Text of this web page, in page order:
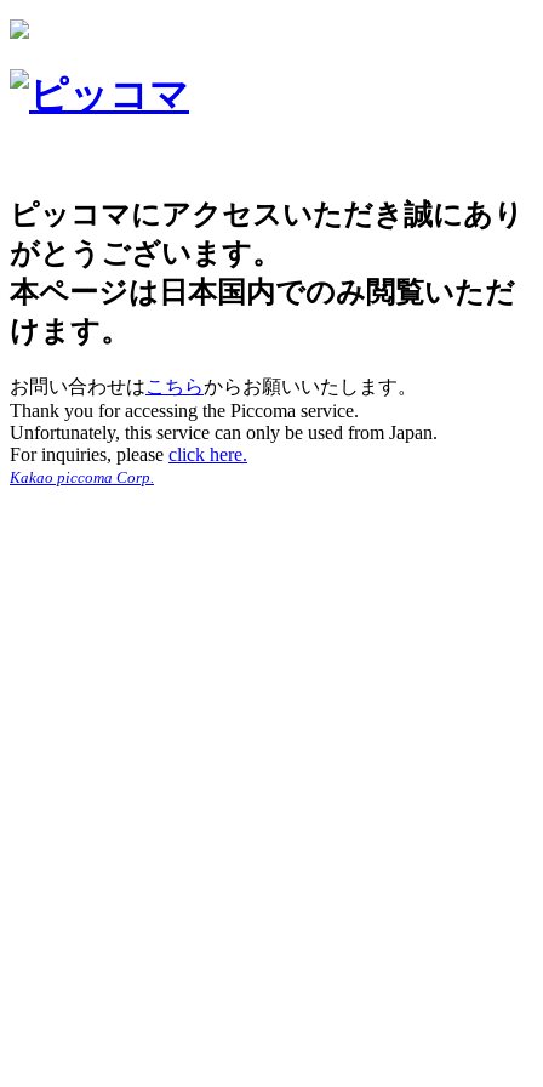
ピッコマにアクセスいただき誠にあり
がとうございます。
本ページは日本国内でのみ閲覧いただ
けます。
お問い合わせはこちらからお願いいたします。
Thank you for accessing the Piccoma service.
Unfortunately, this service can only be used from Japan.
For inquiries, please click here.
Kakao piccoma Corp.